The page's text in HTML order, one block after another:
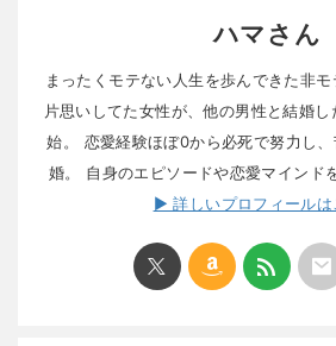
ハマさん
まったくモテない人生を歩んできた非
片思いしてた女性が、他の男性と結婚
始。 恋愛経験ほぼ0から必死で努力し
婚。 自身のエピソードや恋愛マインド
▶ 詳しいプロフィールは